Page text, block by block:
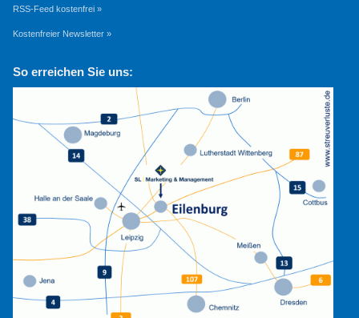
RSS-Feed kostenfrei »
Kostenfreier Newsletter »
So erreichen Sie uns: